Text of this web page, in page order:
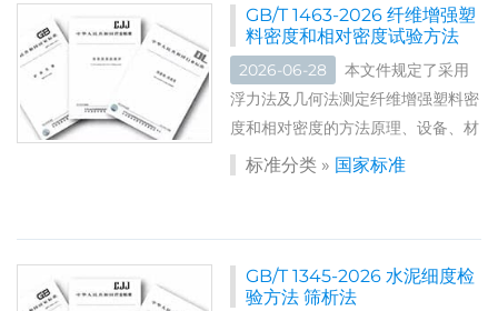
弧焊(SAWL)钢管和螺旋缝埋弧焊(S
AWH)钢管(以下简称“钢管”)。 标准
编号：GB/T...
GB/T 1463-2026 纤维增强塑
料密度和相对密度试验方法
2026-06-28
本文件规定了采用
浮力法及几何法测定纤维增强塑料密
度和相对密度的方法原理、设备、材
料、试样、试验步骤、计算、试验结
力法适用于吸湿性弱的材料,几何法
适用于吸湿性强或多孔材料。浮力法
中选择水作为浸渍液,适用于纤维增
标准分类 » 国家标准
GB/T 1345-2026 水泥细度检
验方法 筛析法